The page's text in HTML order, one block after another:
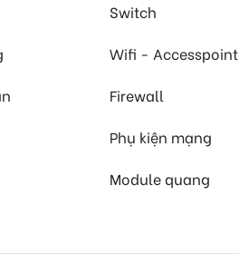
Switch
Wifi - Accesspoint
Firewall
Phụ kiện mạng
Module quang